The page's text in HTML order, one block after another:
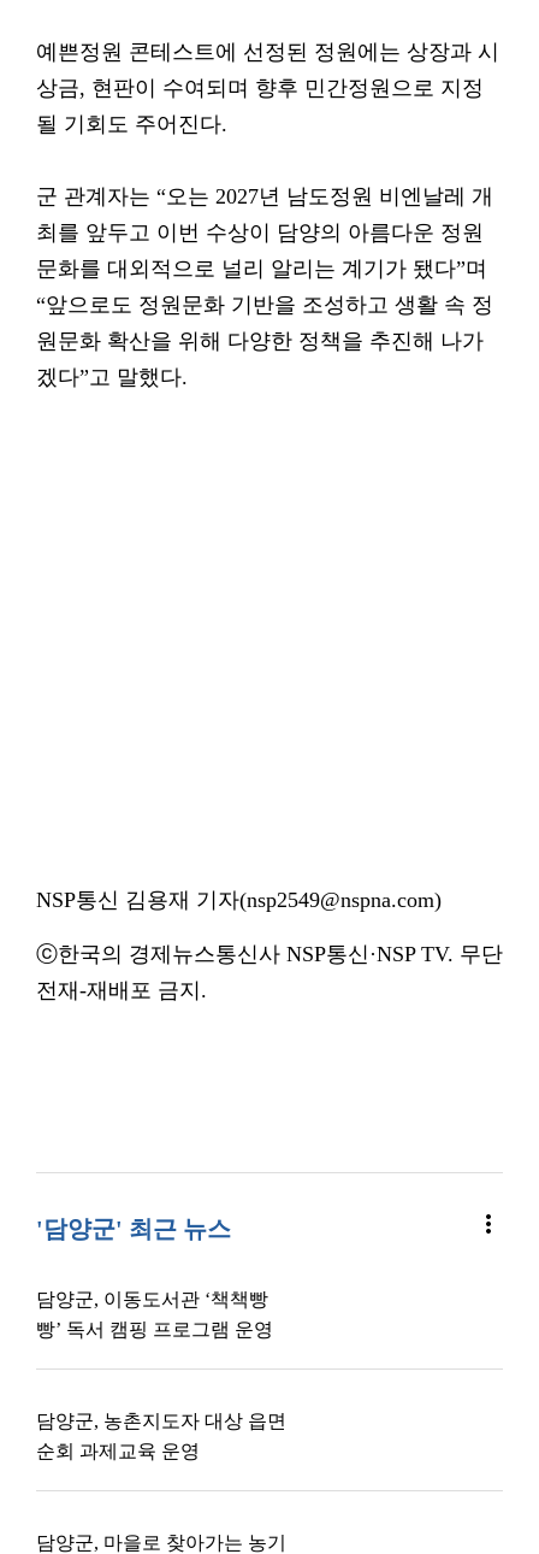
예쁜정원 콘테스트에 선정된 정원에는 상장과 시
상금, 현판이 수여되며 향후 민간정원으로 지정
될 기회도 주어진다.
군 관계자는 “오는 2027년 남도정원 비엔날레 개
최를 앞두고 이번 수상이 담양의 아름다운 정원
문화를 대외적으로 널리 알리는 계기가 됐다”며
“앞으로도 정원문화 기반을 조성하고 생활 속 정
원문화 확산을 위해 다양한 정책을 추진해 나가
겠다”고 말했다.
NSP통신 김용재 기자(nsp2549@nspna.com)
ⓒ한국의 경제뉴스통신사 NSP통신·NSP TV. 무단
전재-재배포 금지.
'담양군' 최근 뉴스 more_vert
담양군, 이동도서관 ‘책책빵
빵’ 독서 캠핑 프로그램 운영
담양군, 농촌지도자 대상 읍면
순회 과제교육 운영
담양군, 마을로 찾아가는 농기